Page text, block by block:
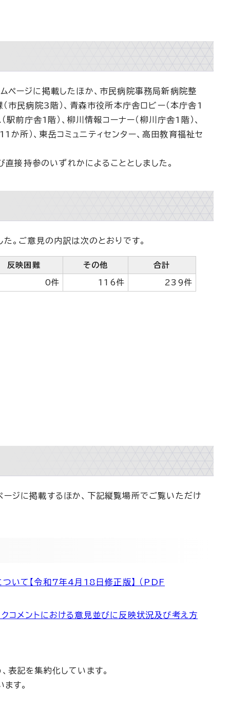
ページに掲載したほか、市民病院事務局新病院整
市民病院3階）、青森市役所本庁舎ロビー（本庁舎1
前庁舎1階）、柳川情報コーナー（柳川庁舎1階）、
か所）、東岳コミュニティセンター、高田教育福祉セ
直接持参のいずれかによることとしました。
ご意見の内訳は次のとおりです。
反映困難 その他 合計
0件 116件 239件
ジに掲載するほか、下記縦覧場所でご覧いただけ
ついて【令和7年4月18日修正版】 （PDF
クコメントにおける意見並びに反映状況及び考え方
記を集約化しています。
す。